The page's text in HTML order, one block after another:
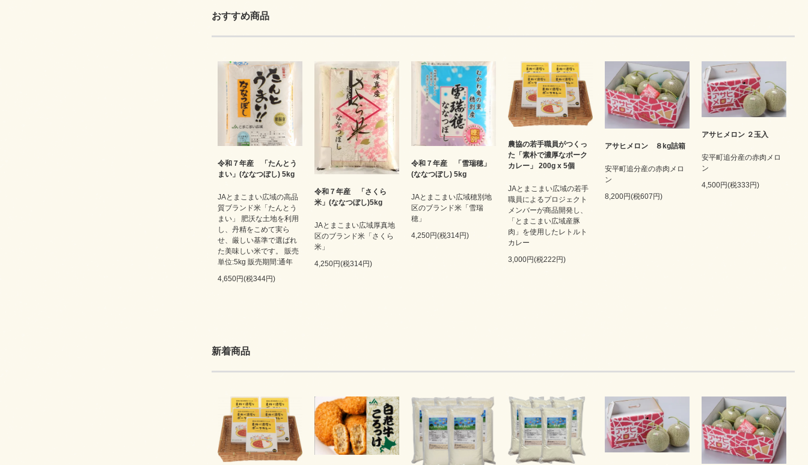
おすすめ商品
令和７年産 「たんとう
まい」(ななつぼし) 5kg
JAとまこまい広域の高品
質ブランド米「たんとう
まい」 肥沃な土地を利用
し、丹精をこめて実ら
せ、厳しい基準で選ばれ
た美味しい米です。 販売
単位:5kg 販売期間:通年
4,650円(税344円)
令和７年産 「さくら
米」(ななつぼし)5kg
JAとまこまい広域厚真地
区のブランド米「さくら
米」
4,250円(税314円)
令和７年産 「雪瑞穂」
(ななつぼし) 5kg
JAとまこまい広域穂別地
区のブランド米「雪瑞
穂」
4,250円(税314円)
農協の若手職員がつくっ
た「素朴で濃厚なポーク
カレー」 200g x 5個
JAとまこまい広域の若手
職員によるプロジェクト
メンバーが商品開発し、
「とまこまい広域産豚
肉」を使用したレトルト
カレー
3,000円(税222円)
アサヒメロン ８kg詰箱
安平町追分産の赤肉メロ
ン
8,200円(税607円)
アサヒメロン ２玉入
安平町追分産の赤肉メロ
ン
4,500円(税333円)
新着商品